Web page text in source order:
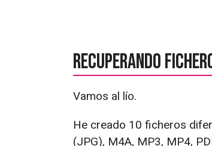
Recuperando
Vamos al lío.
He creado 10 ficheros
(JPG), M4A, MP3, MP4,